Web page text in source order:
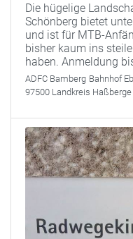
Die hügelige
Schönberg bietet
und ist für MTB-
bisher kaum ins
haben. Anmeldung
ADFC Bamberg Bahnhof
97500 Landkreis Haßberge